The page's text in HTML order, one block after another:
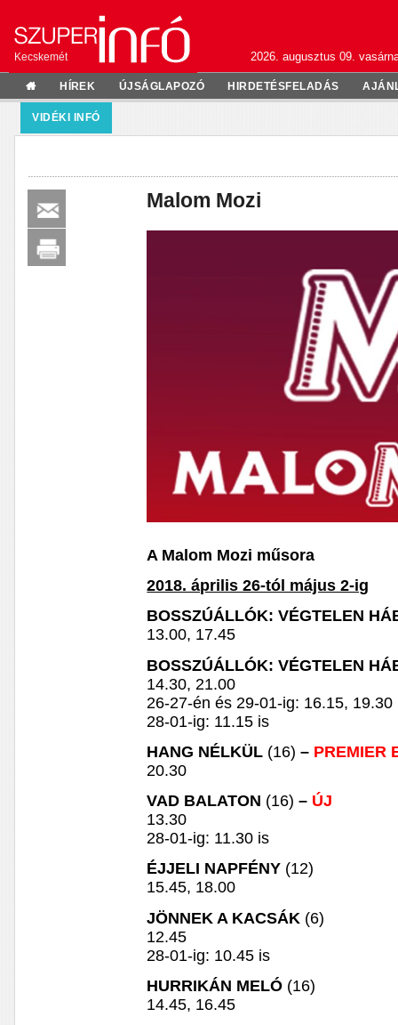
Kecskemét 2026. augusztus 09.
HÍREK ÚJSÁGLAPOZÓ HIRDETÉSFELADÁS
VIDÉKI INFÓ
Malom Mozi
A Malom Mozi műsora
2018. április 26-tól május 2-ig
BOSSZÚÁLLÓK: VÉGTELEN
13.00, 17.45
BOSSZÚÁLLÓK: VÉGTELEN
14.30, 21.00
26-27-én és 29-01-ig: 16.15, 19.30
28-01-ig: 11.15 is
HANG NÉLKÜL (16) – PREMIER
20.30
VAD BALATON (16) – ÚJ
13.30
28-01-ig: 11.30 is
ÉJJELI NAPFÉNY (12)
15.45, 18.00
JÖNNEK A KACSÁK (6)
12.45
28-01-ig: 10.45 is
HURRIKÁN MELÓ (16)
14.45, 16.45